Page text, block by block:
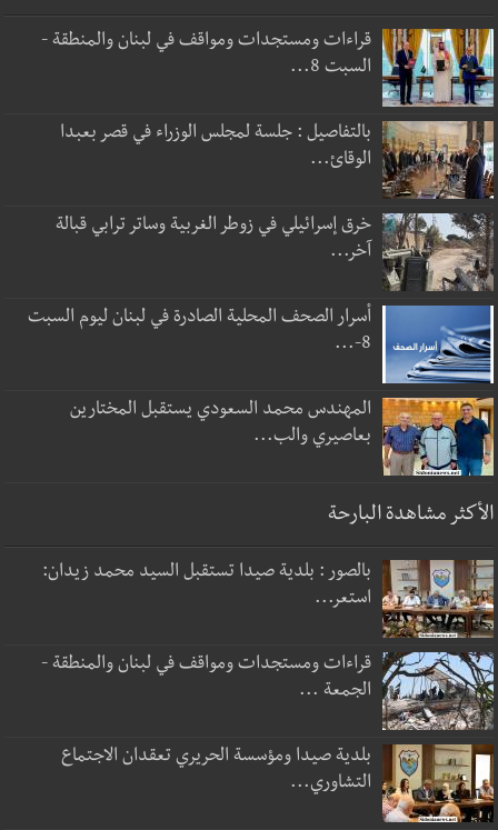
قراءات ومستجدات ومواقف في لبنان والمنطقة -
السبت 8...
بالتفاصيل : جلسة لمجلس الوزراء في قصر بعبدا
الوقائ...
خرق إسرائيلي في زوطر الغربية وساتر ترابي قبالة
آخر...
أسرار الصحف المحلية الصادرة في لبنان ليوم السبت
8-...
المهندس محمد السعودي يستقبل المختارين
بعاصيري والب...
الأكثر مشاهدة البارحة
بالصور : بلدية صيدا تستقبل السيد محمد زيدان:
استعر...
قراءات ومستجدات ومواقف في لبنان والمنطقة -
الجمعة ...
بلدية صيدا ومؤسسة الحريري تعقدان الاجتماع
التشاوري...